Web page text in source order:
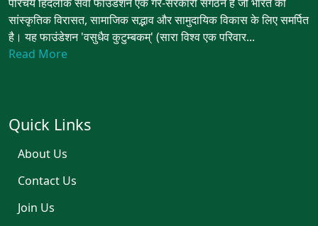
सांस्कृतिक विरासत, सामाजिक सद्भाव और सामुदायिक विकास के लिए समर्पित
है। यह फाउंडेशन 'वसुधैव कुटुम्बकम्' (सारा विश्व एक परिवार...
Read More
Quick Links
About Us
Contact Us
Join Us